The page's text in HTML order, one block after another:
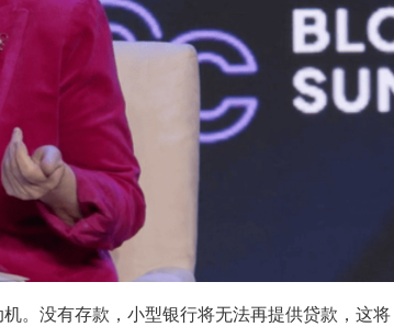
。没有存款，小型银行将无法再提供贷款，这将